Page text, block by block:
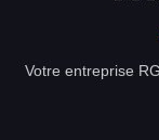
Votre entreprise